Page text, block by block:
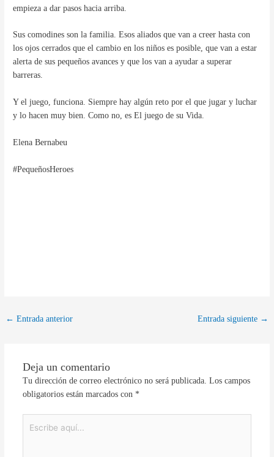
empieza a dar pasos hacia arriba.
Sus comodines son la familia. Esos aliados que van a creer hasta con
los ojos cerrados que el cambio en los niños es posible, que van a estar
alerta de sus pequeños avances y que los van a ayudar a superar
barreras.
Y el juego, funciona. Siempre hay algún reto por el que jugar y luchar
y lo hacen muy bien. Como no, es El juego de su Vida.
Elena Bernabeu
#PequeñosHeroes
← Entrada anterior Entrada siguiente →
Deja un comentario
Tu dirección de correo electrónico no será publicada. Los campos
obligatorios están marcados con *
aquí...